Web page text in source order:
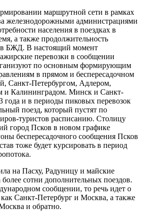
маршрутной сети в рамках
железнодорожными администрациями
населения в поездках в
а также продолжительность
БЖД. В настоящий момент
перевозки в сообщении
по основным формирующим
в прямом и беспересадочном
Санкт-Петербургом, Адлером,
и Калининградом. Минск и Санкт-
года и в периоды пиковых перевозок
поезд, который пустят по
туристов расписанию. Столицу
город Псков в новом графике
беспересадочного сообщения Псков
тоже будет курсировать в период
на Пасху, Радуницу и майские
сотни дополнительных поездов.
сообщении, то речь идет о
Санкт-Петербург и Москва, а также
и обратно.